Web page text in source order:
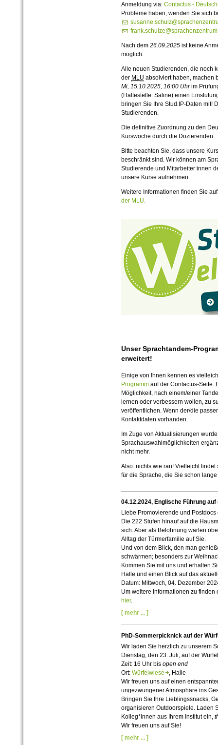
Anmeldung via: Contactus -
Probleme haben, wenden Sie sich
Nach dem 26.09.2025ist keine
möglich.
Alle neuen Studierenden, die noch
der MLU absolviert haben, machen
Mi, 15.10.2025, 16:00 Uhrim
(Haltestelle: Saline) einen
bringen Sie Ihre Stud.IP-Daten mit!
Studierenden.
Die definitive Zuordnung zu den
Kurswoche durch die Dozierenden.
Bitte beachten Sie, dass unsere
beschränkt sind. Wir können am
Studierende und Mitarbeiter:innen
unsere Kurse aufnehmen.
Weitere Informationen finden Sie
der MLU.
Unser Sprachtandem-
erweitert!
Einige von Ihnen kennen es
Programmauf der Contactus-Seite.
Möglichkeit, nach einem/einer
lernen oder verbessern wollen, zu
veröffentlichen. Wenn der/die
Kontaktdaten vorhanden.
Im Zuge von Aktualisierungen
Sprachauswahlmöglichkeiten
nicht mehr.
Also: nichts wie ran! Vielleicht
für die Sprache, die Sie schon
04.12.2024, Englische Führung
Liebe Promovierende und
Die 222 Stufen hinauf auf die
sich. Aber als Belohnung warten
Alltag der Türmerfamilie auf Sie.
Und von dem Blick, den man
schwärmen; besonders zur
Kommen Sie mit uns und erhalten
Halle und einen Blick auf das
Datum: Mittwoch, 04. Dezember
Um weitere Informationen zu
hier.
[ mehr ... ]
PhD-Sommerpicknick auf der
Wir laden Sie herzlich zu unserem
Dienstag, den 23. Juli, auf der
Zeit: 16 Uhr bis open end
Ort: Würfelwiese, Halle
Wir freuen uns auf einen
ungezwungener Atmosphäre ins
Bringen Sie Ihre Lieblingssnacks,
organisieren Outdoorspiele. Laden
Kolleg*innen aus Ihrem Institut ein,
Wir freuen uns auf Sie!
[ mehr ... ]